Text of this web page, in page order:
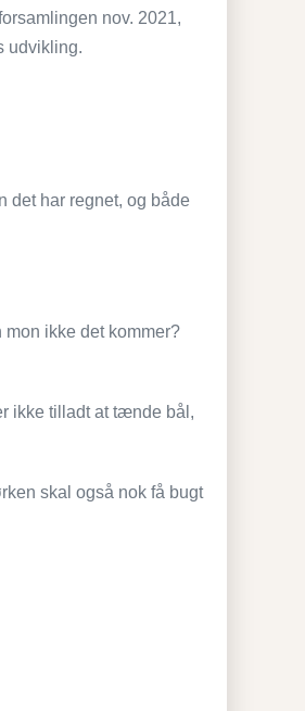
nov. 2021,
udvikling.
det har regnet, og både
ikke det kommer?
ikke tilladt at tænde bål,
skal også nok få bugt